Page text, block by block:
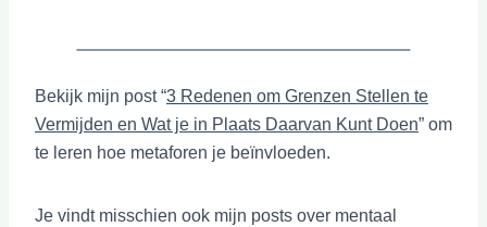
Bekijk mijn post “3 Redenen om Grenzen Stellen te
Vermijden en Wat je in Plaats Daarvan Kunt Doen” om
te leren hoe metaforen je beïnvloeden.
Je vindt misschien ook mijn posts over mentaal